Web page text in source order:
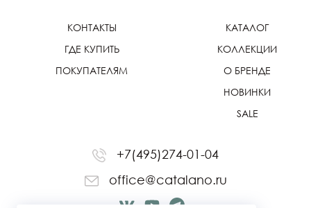
КОНТАКТЫ
ГДЕ КУПИТЬ
ПОКУПАТЕЛЯМ
КАТАЛОГ
КОЛЛЕКЦИИ
О БРЕНДЕ
НОВИНКИ
SALE
+7(495)274-01-04
office@catalano.ru